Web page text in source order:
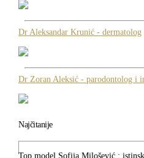
Dr Aleksandar Krunić - dermatolog
Dr Zoran Aleksić - parodontolog i
Najčitanije
Top model Sofija Milošević :